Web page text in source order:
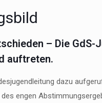
– Die
auftreten.
dazu
engen